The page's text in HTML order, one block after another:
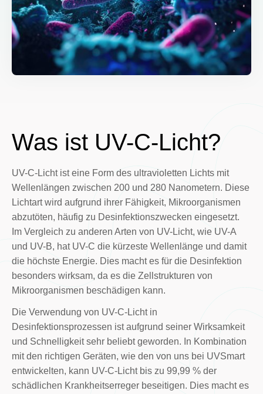
Was ist UV-C-Licht?
UV-C-Licht ist eine Form des ultravioletten Lichts mit
Wellenlängen zwischen 200 und 280 Nanometern. Diese
Lichtart wird aufgrund ihrer Fähigkeit, Mikroorganismen
abzutöten, häufig zu Desinfektionszwecken eingesetzt.
Im Vergleich zu anderen Arten von UV-Licht, wie UV-A
und UV-B, hat UV-C die kürzeste Wellenlänge und damit
die höchste Energie. Dies macht es für die Desinfektion
besonders wirksam, da es die Zellstrukturen von
Mikroorganismen beschädigen kann.
Die Verwendung von UV-C-Licht in
Desinfektionsprozessen ist aufgrund seiner Wirksamkeit
und Schnelligkeit sehr beliebt geworden. In Kombination
mit den richtigen Geräten, wie den von uns bei UVSmart
entwickelten, kann UV-C-Licht bis zu 99,99 % der
schädlichen Krankheitserreger beseitigen. Dies macht es